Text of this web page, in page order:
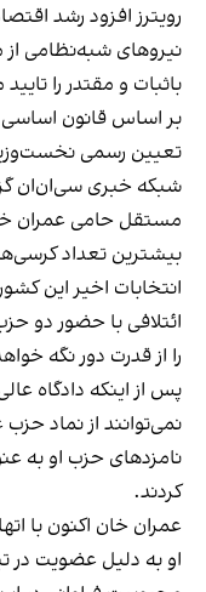
رویترز افزود رشد
نیروهای شبه‌نظامی
باثبات و مقتدر را
بر اساس قانون اساسی
تعیین رسمی نخست‌وزیر باید روز ۱۰
شبکه خبری سی‌ان‌ان
مستقل حامی عمران
بیشترین تعداد
انتخابات اخیر این
ائتلافی با حضور دو
را از قدرت دور نگه
پس از اینکه دادگاه
نمی‌توانند از نماد
نامزدهای حزب او به
کردند.
عمران خان اکنون با
او به دلیل عضویت در